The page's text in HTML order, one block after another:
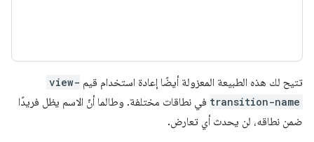
تتيح لك هذه الطبيعة المعزولة أيضًا إعادة استخدام قيم view-
transition-name في نطاقات مختلفة. وطالما أنّ الاسم يظل فريدًا
ضمن نطاقه، لن يحدث أي تعارض.